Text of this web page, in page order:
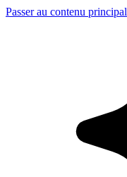
Passer au contenu principal